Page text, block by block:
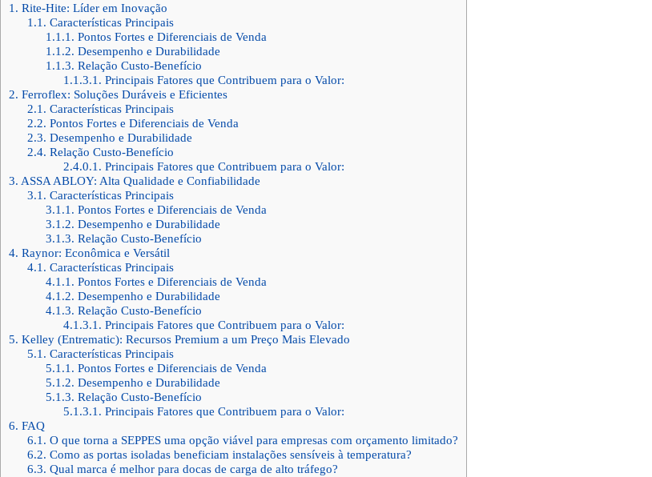
1. Rite-Hite: Líder em Inovação
1.1. Características Principais
1.1.1. Pontos Fortes e Diferenciais de Venda
1.1.2. Desempenho e Durabilidade
1.1.3. Relação Custo-Benefício
1.1.3.1. Principais Fatores que Contribuem para o Valor:
2. Ferroflex: Soluções Duráveis e Eficientes
2.1. Características Principais
2.2. Pontos Fortes e Diferenciais de Venda
2.3. Desempenho e Durabilidade
2.4. Relação Custo-Benefício
2.4.0.1. Principais Fatores que Contribuem para o Valor:
3. ASSA ABLOY: Alta Qualidade e Confiabilidade
3.1. Características Principais
3.1.1. Pontos Fortes e Diferenciais de Venda
3.1.2. Desempenho e Durabilidade
3.1.3. Relação Custo-Benefício
4. Raynor: Econômica e Versátil
4.1. Características Principais
4.1.1. Pontos Fortes e Diferenciais de Venda
4.1.2. Desempenho e Durabilidade
4.1.3. Relação Custo-Benefício
4.1.3.1. Principais Fatores que Contribuem para o Valor:
5. Kelley (Entrematic): Recursos Premium a um Preço Mais Elevado
5.1. Características Principais
5.1.1. Pontos Fortes e Diferenciais de Venda
5.1.2. Desempenho e Durabilidade
5.1.3. Relação Custo-Benefício
5.1.3.1. Principais Fatores que Contribuem para o Valor:
6. FAQ
6.1. O que torna a SEPPES uma opção viável para empresas com orçamento limitado?
6.2. Como as portas isoladas beneficiam instalações sensíveis à temperatura?
6.3. Qual marca é melhor para docas de carga de alto tráfego?